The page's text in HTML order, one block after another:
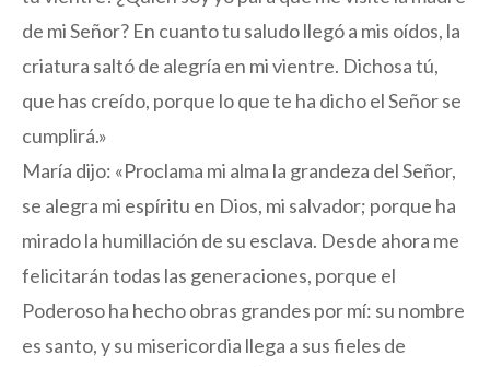
de mi Señor? En cuanto tu saludo llegó a mis oídos, la
criatura saltó de alegría en mi vientre. Dichosa tú,
que has creído, porque lo que te ha dicho el Señor se
cumplirá.»
María dijo: «Proclama mi alma la grandeza del Señor,
se alegra mi espíritu en Dios, mi salvador; porque ha
mirado la humillación de su esclava. Desde ahora me
felicitarán todas las generaciones, porque el
Poderoso ha hecho obras grandes por mí: su nombre
es santo, y su misericordia llega a sus fieles de